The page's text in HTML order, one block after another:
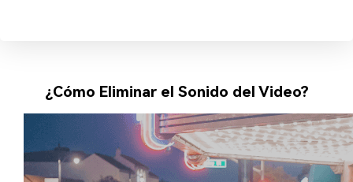
¿Cómo Eliminar el Sonido del Video?